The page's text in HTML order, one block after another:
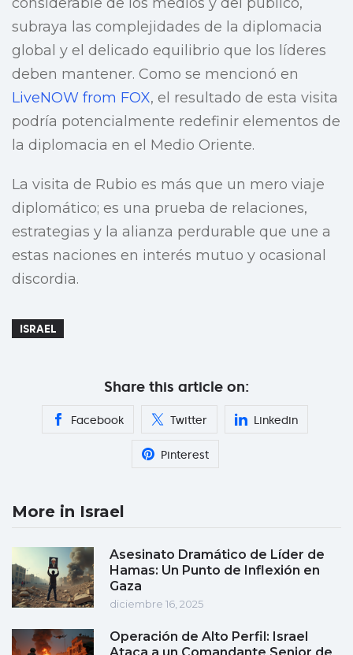
subraya las complejidades de la diplomacia
global y el delicado equilibrio que los líderes
deben mantener. Como se mencionó en
LiveNOW from FOX, el resultado de esta visita
podría potencialmente redefinir elementos de
la diplomacia en el Medio Oriente.
La visita de Rubio es más que un mero viaje
diplomático; es una prueba de relaciones,
estrategias y la alianza perdurable que une a
estas naciones en interés mutuo y ocasional
discordia.
ISRAEL
Share this article on:
Facebook Twitter Linkedin
Pinterest
More in Israel
Asesinato Dramático de Líder de
Hamas: Un Punto de Inflexión en
Gaza
diciembre 16, 2025
Operación de Alto Perfil: Israel